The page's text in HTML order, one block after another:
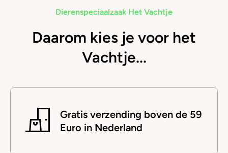
Dierenspeciaalzaak Het Vachtje
Daarom kies je voor het
Vachtje...
Gratis verzending boven de 59
Euro in Nederland